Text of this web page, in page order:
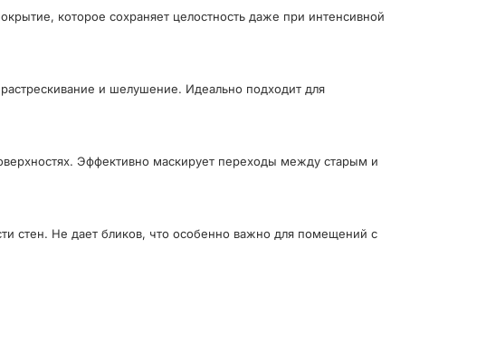
которое сохраняет целостность даже при интенсивной
и шелушение. Идеально подходит для
Эффективно маскирует переходы между старым и
стен. Не дает бликов, что особенно важно для помещений с